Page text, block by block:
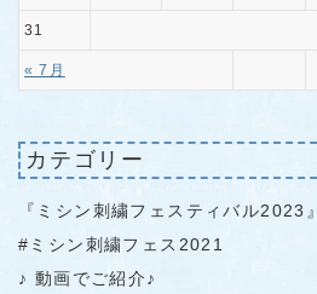
« 7月
31
カテゴリー
『ミシン刺繍フェスティバル2023』
#ミシン刺繍フェス2021
♪ 動画でご紹介♪